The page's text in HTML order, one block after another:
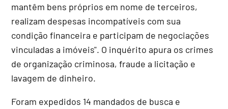
mantêm bens próprios em nome de terceiros,
realizam despesas incompatíveis com sua
condição financeira e participam de negociações
vinculadas a imóveis". O inquérito apura os crimes
de organização criminosa, fraude a licitação e
lavagem de dinheiro.
Foram expedidos 14 mandados de busca e